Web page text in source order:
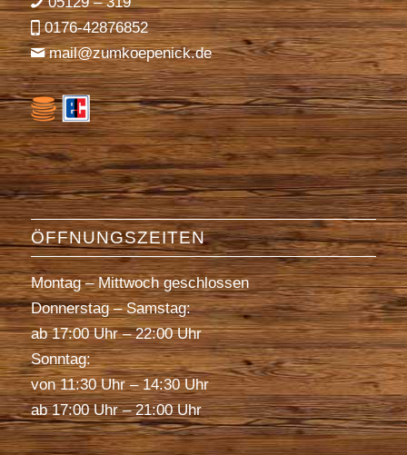
0176-42876852
mail@zumkoepenick.de
ÖFFNUNGSZEITEN
Montag – Mittwoch geschlossen
Donnerstag – Samstag:
ab 17:00 Uhr – 22:00 Uhr
Sonntag:
von 11:30 Uhr – 14:30 Uhr
ab 17:00 Uhr – 21:00 Uhr